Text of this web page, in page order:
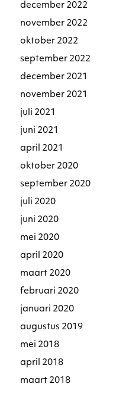
december 2022
november 2022
oktober 2022
september 2022
december 2021
november 2021
juli 2021
juni 2021
april 2021
oktober 2020
september 2020
juli 2020
juni 2020
mei 2020
april 2020
maart 2020
februari 2020
januari 2020
augustus 2019
mei 2018
april 2018
maart 2018